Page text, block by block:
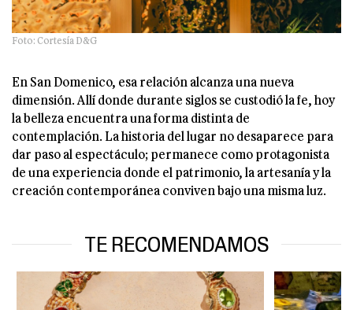
Foto: Cortesía D&G
En San Domenico, esa relación alcanza una nueva
dimensión. Allí donde durante siglos se custodió la fe, hoy
la belleza encuentra una forma distinta de
contemplación. La historia del lugar no desaparece para
dar paso al espectáculo; permanece como protagonista
de una experiencia donde el patrimonio, la artesanía y la
creación contemporánea conviven bajo una misma luz.
TE RECOMENDAMOS